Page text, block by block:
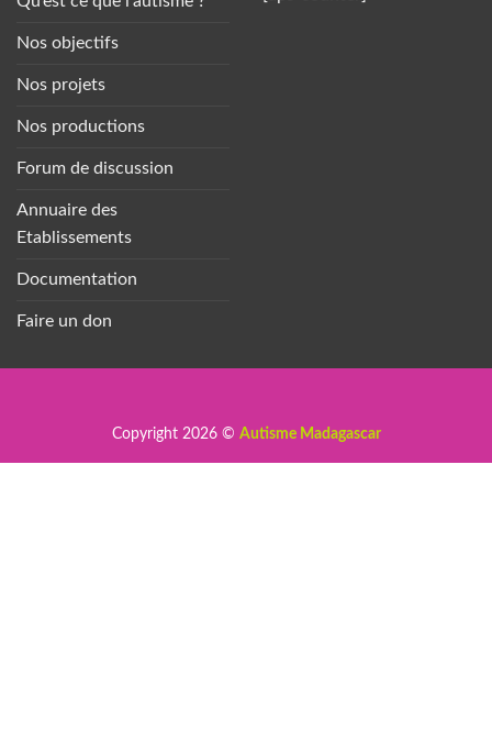
Nos objectifs
Nos projets
Nos productions
Forum de discussion
Annuaire des
Etablissements
Documentation
Faire un don
Copyright 2026 © Autisme Madagascar